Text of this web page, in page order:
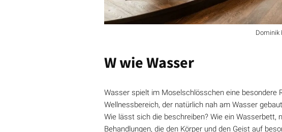
Dominik
W wie Wasser
Wasser spielt im Moselschlösschen eine besondere
Wellnessbereich, der natürlich nah am Wasser
Wie lässt sich die beschreiben? Wie ein Wasserbett,
Behandlungen, die den Körper und den Geist auf